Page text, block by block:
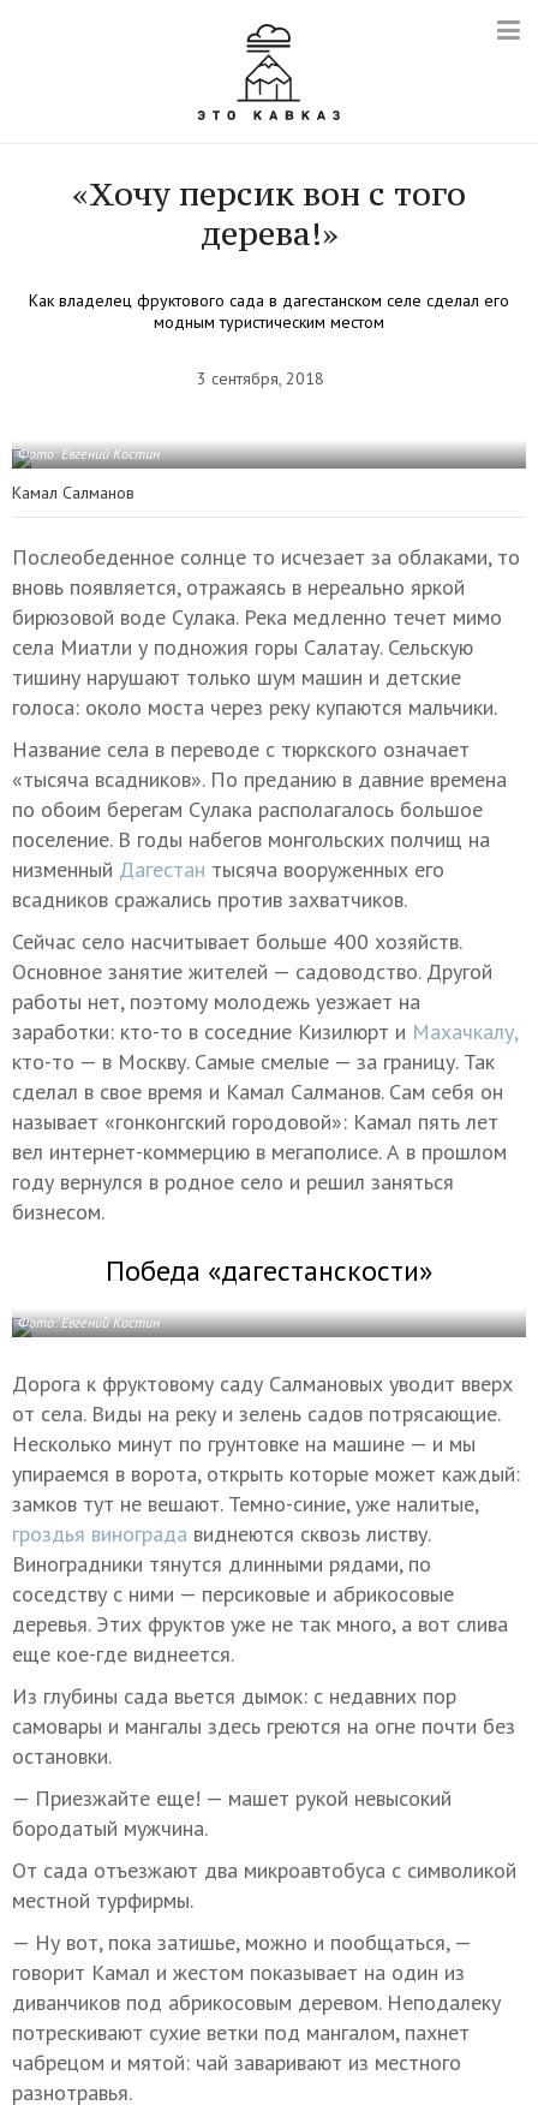
«Хочу персик вон с того
дерева!»
Как владелец фруктового сада в дагестанском селе сделал его
модным туристическим местом
3 сентября, 2018
Фото: Евгений Костин
Камал Салманов
Послеобеденное солнце то исчезает за облаками, то
вновь появляется, отражаясь в нереально яркой
бирюзовой воде Сулака. Река медленно течет мимо
села Миатли у подножия горы Салатау. Сельскую
тишину нарушают только шум машин и детские
голоса: около моста через реку купаются мальчики.
Название села в переводе с тюркского означает
«тысяча всадников». По преданию в давние времена
по обоим берегам Сулака располагалось большое
поселение. В годы набегов монгольских полчищ на
низменный Дагестан тысяча вооруженных его
всадников сражались против захватчиков.
Сейчас село насчитывает больше 400 хозяйств.
Основное занятие жителей — садоводство. Другой
работы нет, поэтому молодежь уезжает на
заработки: кто-то в соседние Кизилюрт и Махачкалу,
кто-то — в Москву. Самые смелые — за границу. Так
сделал в свое время и Камал Салманов. Сам себя он
называет «гонконгский городовой»: Камал пять лет
вел интернет-коммерцию в мегаполисе. А в прошлом
году вернулся в родное село и решил заняться
бизнесом.
Победа «дагестанскости»
Фото: Евгений Костин
Дорога к фруктовому саду Салмановых уводит вверх
от села. Виды на реку и зелень садов потрясающие.
Несколько минут по грунтовке на машине — и мы
упираемся в ворота, открыть которые может каждый:
замков тут не вешают. Темно-синие, уже налитые,
гроздья винограда виднеются сквозь листву.
Виноградники тянутся длинными рядами, по
соседству с ними — персиковые и абрикосовые
деревья. Этих фруктов уже не так много, а вот слива
еще кое-где виднеется.
Из глубины сада вьется дымок: с недавних пор
самовары и мангалы здесь греются на огне почти без
остановки.
— Приезжайте еще! — машет рукой невысокий
бородатый мужчина.
От сада отъезжают два микроавтобуса с символикой
местной турфирмы.
— Ну вот, пока затишье, можно и пообщаться, —
говорит Камал и жестом показывает на один из
диванчиков под абрикосовым деревом. Неподалеку
потрескивают сухие ветки под мангалом, пахнет
чабрецом и мятой: чай заваривают из местного
разнотравья.